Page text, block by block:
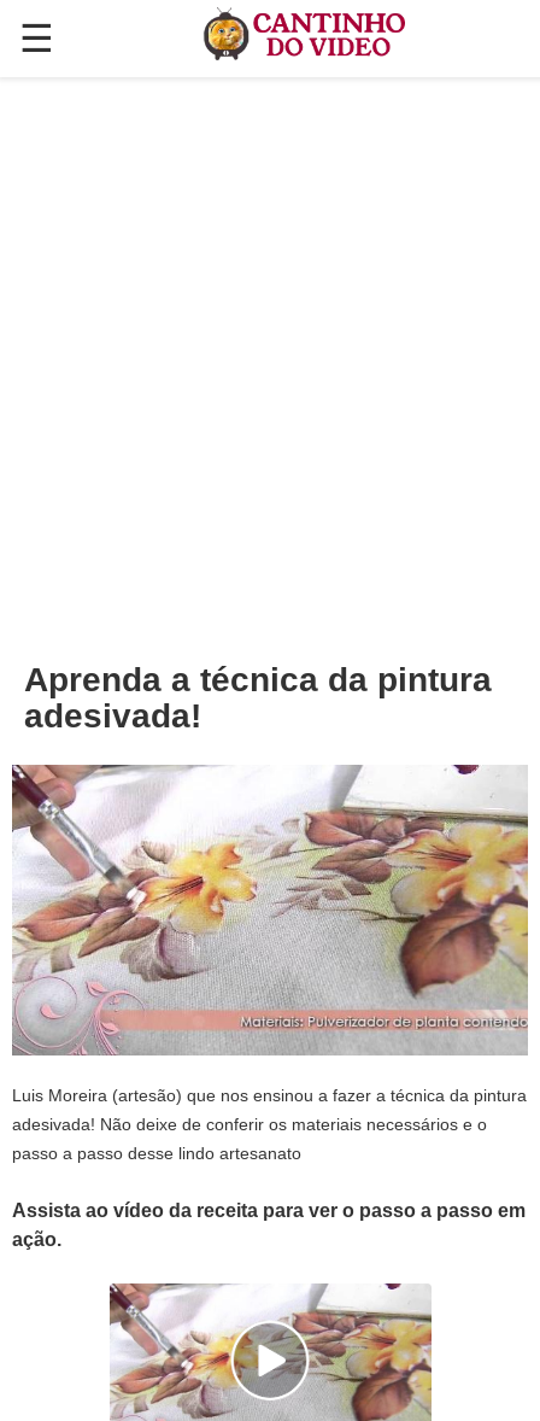
☰
✕
Aprenda a técnica da pintura
adesivada!
Luis Moreira (artesão) que nos ensinou a fazer a técnica da pintura
adesivada! Não deixe de conferir os materiais necessários e o
passo a passo desse lindo artesanato
Assista ao vídeo da receita para ver o passo a passo em
ação.